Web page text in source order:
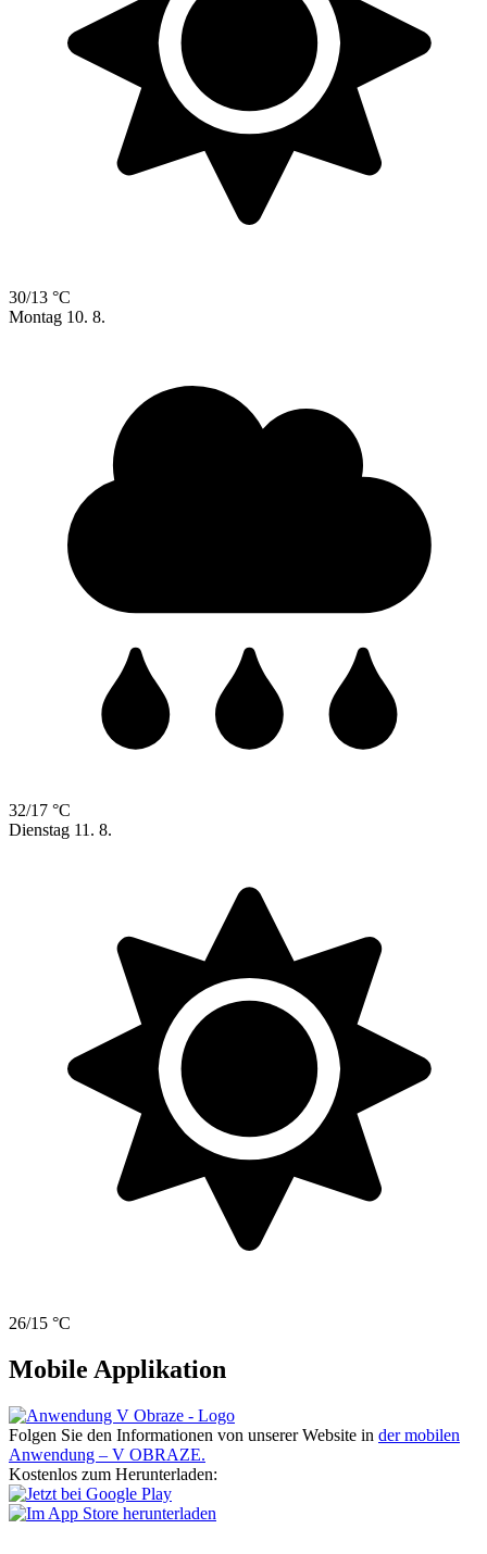
30/13 °C
Montag 10. 8.
32/17 °C
Dienstag 11. 8.
26/15 °C
Mobile Applikation
Folgen Sie den Informationen von unserer Website in der mobilen
Anwendung – V OBRAZE.
Kostenlos zum Herunterladen: